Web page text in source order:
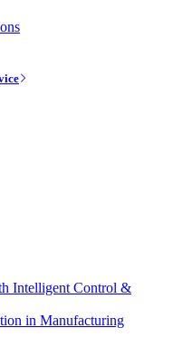
Intelligent Control &
in Manufacturing